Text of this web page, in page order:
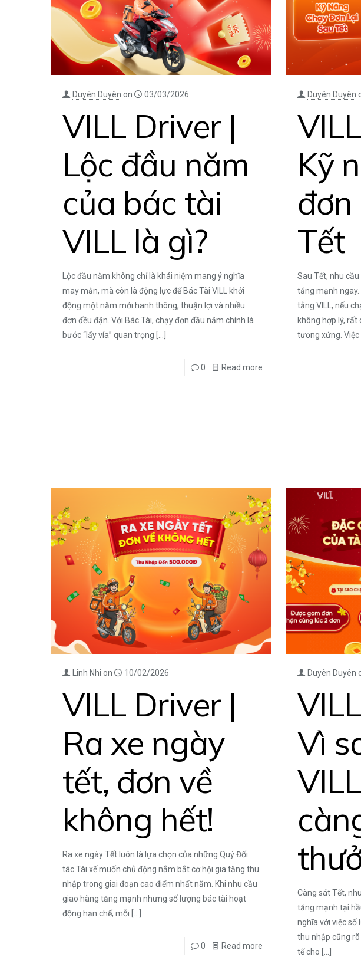
Duyên Duyên on 03/03/2026
VILL Driver |
Lộc đầu năm
của bác tài
VILL là gì?
Lộc đầu năm không chỉ là khái niệm mang ý nghĩa
may mắn, mà còn là động lực để Bác Tài VILL khởi
động một năm mới hanh thông, thuận lợi và nhiều
đơn đều đặn. Với Bác Tài, chạy đơn đầu năm chính là
bước “lấy vía” quan trọng […]
0 Read more
Duyên Duyên
Kỹ
đơn
Tết
Sau Tết, nhu
tăng mạnh
tảng VILL, nếu
không hợp lý,
tương xứng.
Linh Nhi on 10/02/2026
VILL Driver |
Ra xe ngày
tết, đơn về
không hết!
Ra xe ngày Tết luôn là lựa chọn của những Quý Đối
tác Tài xế muốn chủ động nắm bắt cơ hội gia tăng thu
nhập trong giai đoạn cao điểm nhất năm. Khi nhu cầu
giao hàng tăng mạnh nhưng số lượng bác tài hoạt
động hạn chế, mỗi
0 Read more
Duyên Duyên
Vì
Càng sát Tết,
tăng mạnh tại
nghĩa với việc số
thu nhập cũng
tế cho